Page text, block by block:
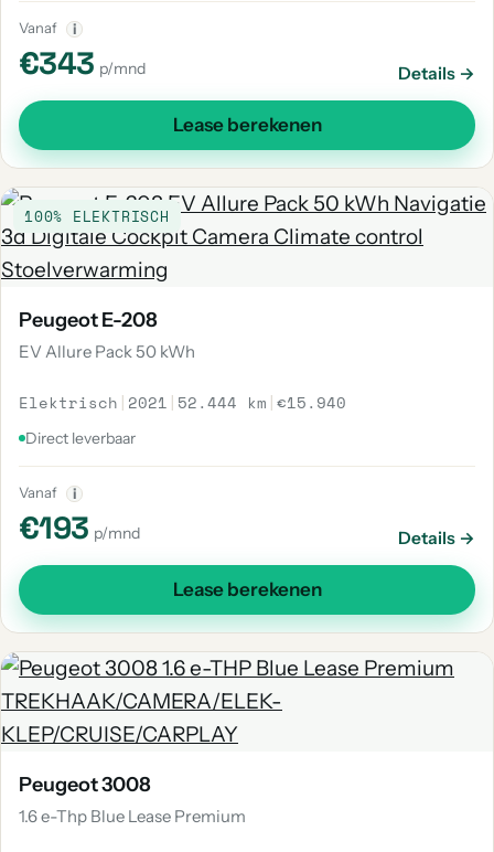
Vanaf i
€343 p/mnd Details →
Lease berekenen
100% ELEKTRISCH
Peugeot E-208
EV Allure Pack 50 kWh
Elektrisch | 2021 | 52.444 km |€15.940
Direct leverbaar
Vanaf i
€193 p/mnd Details →
Lease berekenen
Peugeot 3008
1.6 e-Thp Blue Lease Premium